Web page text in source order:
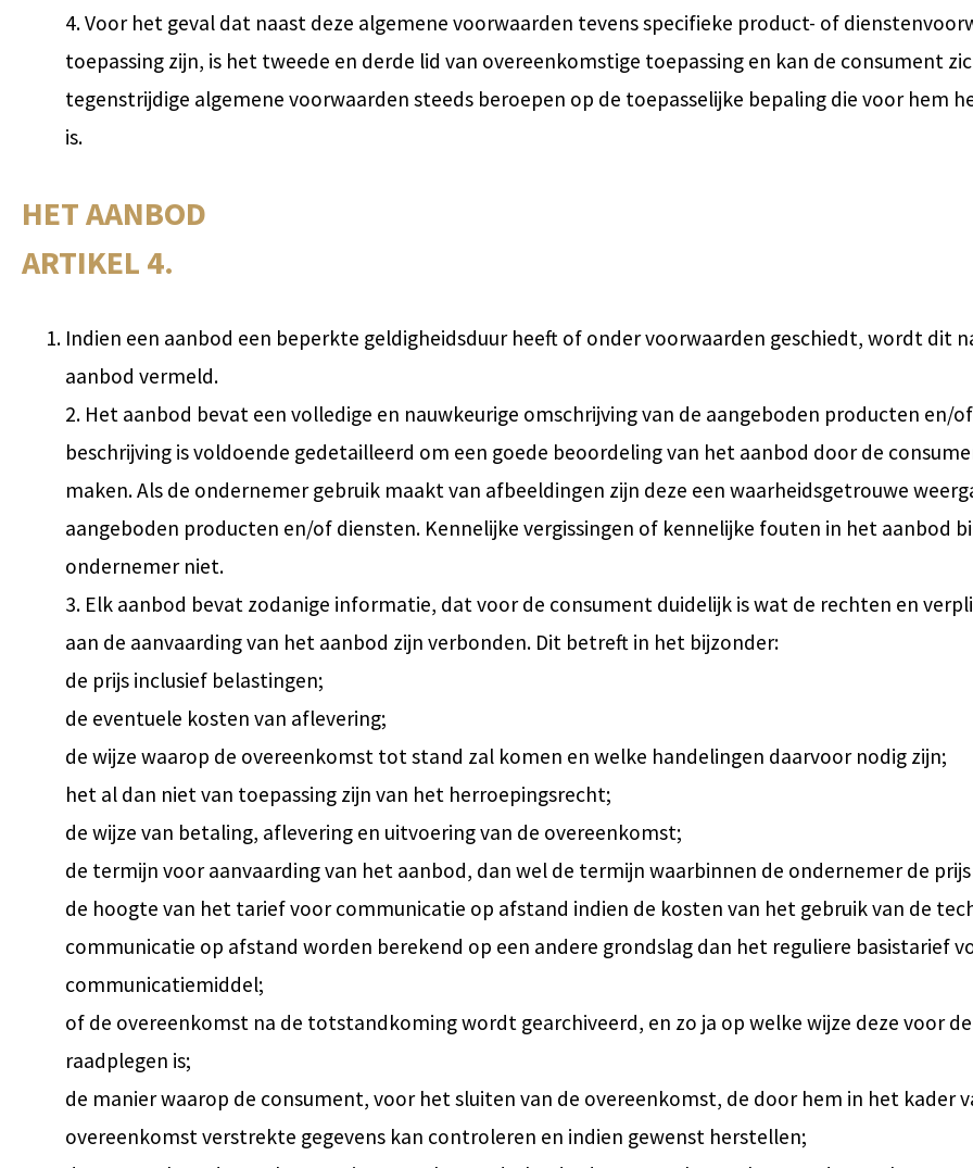
4. Voor het geval dat naast deze algemene voorwaarden tevens specifieke product- of
toepassing zijn, is het tweede en derde lid van overeenkomstige toepassing en kan de consument
tegenstrijdige algemene voorwaarden steeds beroepen op de toepasselijke bepaling die voor hem
is.
HET AANBOD
ARTIKEL 4.
Indien een aanbod een beperkte geldigheidsduur heeft of onder voorwaarden geschiedt, wordt dit
aanbod vermeld.
2. Het aanbod bevat een volledige en nauwkeurige omschrijving van de aangeboden producten en/
beschrijving is voldoende gedetailleerd om een goede beoordeling van het aanbod door de
maken. Als de ondernemer gebruik maakt van afbeeldingen zijn deze een waarheidsgetrouwe
aangeboden producten en/of diensten. Kennelijke vergissingen of kennelijke fouten in het aanbod
ondernemer niet.
3. Elk aanbod bevat zodanige informatie, dat voor de consument duidelijk is wat de rechten en
aan de aanvaarding van het aanbod zijn verbonden. Dit betreft in het bijzonder:
de prijs inclusief belastingen;
de eventuele kosten van aflevering;
de wijze waarop de overeenkomst tot stand zal komen en welke handelingen daarvoor nodig zijn;
het al dan niet van toepassing zijn van het herroepingsrecht;
de wijze van betaling, aflevering en uitvoering van de overeenkomst;
de termijn voor aanvaarding van het aanbod, dan wel de termijn waarbinnen de ondernemer de
de hoogte van het tarief voor communicatie op afstand indien de kosten van het gebruik van de
communicatie op afstand worden berekend op een andere grondslag dan het reguliere basistarief
communicatiemiddel;
of de overeenkomst na de totstandkoming wordt gearchiveerd, en zo ja op welke wijze deze voor
raadplegen is;
de manier waarop de consument, voor het sluiten van de overeenkomst, de door hem in het kader
overeenkomst verstrekte gegevens kan controleren en indien gewenst herstellen;